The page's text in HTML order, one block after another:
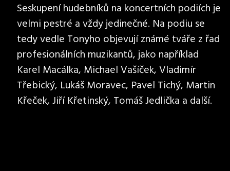
Seskupení hudebníků na koncertních podiích je
velmi pestré a vždy jedinečné. Na podiu se
tedy vedle Tonyho objevují známé tváře z řad
profesionálních muzikantů, jako například
Karel Macálka, Michael Vašíček, Vladimír
Třebický, Lukáš Moravec, Pavel Tichý, Martin
Křeček, Jiří Křetinský, Tomáš Jedlička a další.